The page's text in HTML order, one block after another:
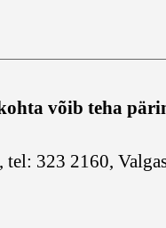
võib teha
323 2160,